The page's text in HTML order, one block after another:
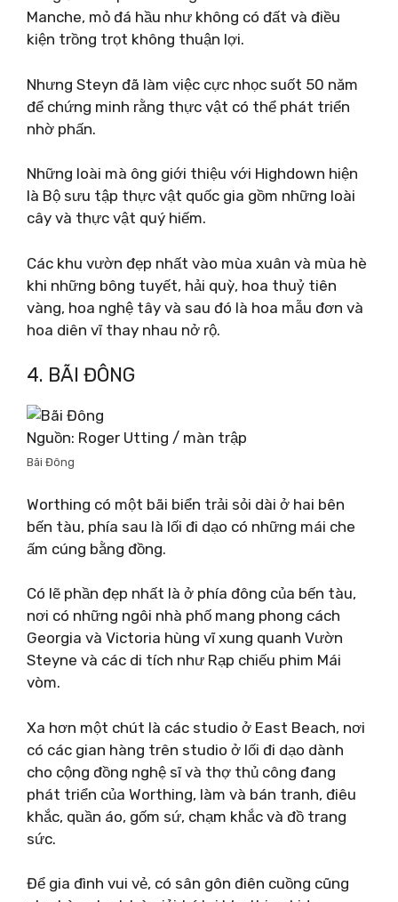
Manche, mỏ đá hầu như không có đất và điều
kiện trồng trọt không thuận lợi.
Nhưng Steyn đã làm việc cực nhọc suốt 50 năm
để chứng minh rằng thực vật có thể phát triển
nhờ phấn.
Những loài mà ông giới thiệu với Highdown hiện
là Bộ sưu tập thực vật quốc gia gồm những loài
cây và thực vật quý hiếm.
Các khu vườn đẹp nhất vào mùa xuân và mùa hè
khi những bông tuyết, hải quỳ, hoa thuỷ tiên
vàng, hoa nghệ tây và sau đó là hoa mẫu đơn và
hoa diên vĩ thay nhau nở rộ.
4. BÃI ĐÔNG
Nguồn: Roger Utting / màn trập
Bãi Đông
Worthing có một bãi biển trải sỏi dài ở hai bên
bến tàu, phía sau là lối đi dạo có những mái che
ấm cúng bằng đồng.
Có lẽ phần đẹp nhất là ở phía đông của bến tàu,
nơi có những ngôi nhà phố mang phong cách
Georgia và Victoria hùng vĩ xung quanh Vườn
Steyne và các di tích như Rạp chiếu phim Mái
vòm.
Xa hơn một chút là các studio ở East Beach, nơi
có các gian hàng trên studio ở lối đi dạo dành
cho cộng đồng nghệ sĩ và thợ thủ công đang
phát triển của Worthing, làm và bán tranh, điêu
khắc, quần áo, gốm sứ, chạm khắc và đồ trang
sức.
Để gia đình vui vẻ, có sân gôn điên cuồng cũng